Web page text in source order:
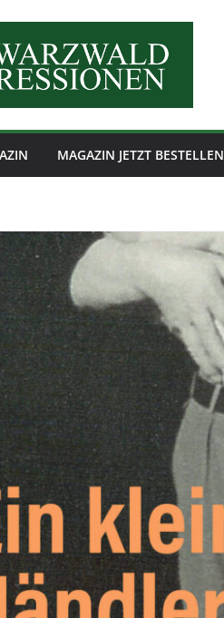
MAGAZIN JETZT BESTELLEN